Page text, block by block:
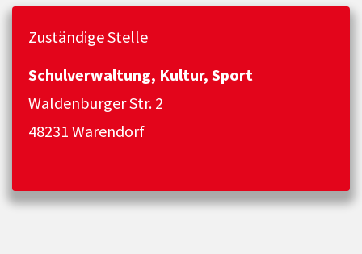
Zuständige Stelle
Schulverwaltung, Kultur, Sport
Waldenburger Str. 2
48231 Warendorf